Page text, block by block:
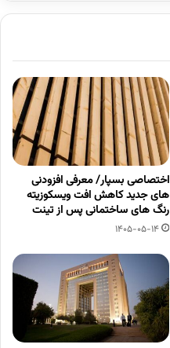
اختصاصی بسپار/ معرفی افزودنی
های جدید کاهش افت ویسکوزیته
رنگ های ساختمانی پس از تینت
1405-05-14